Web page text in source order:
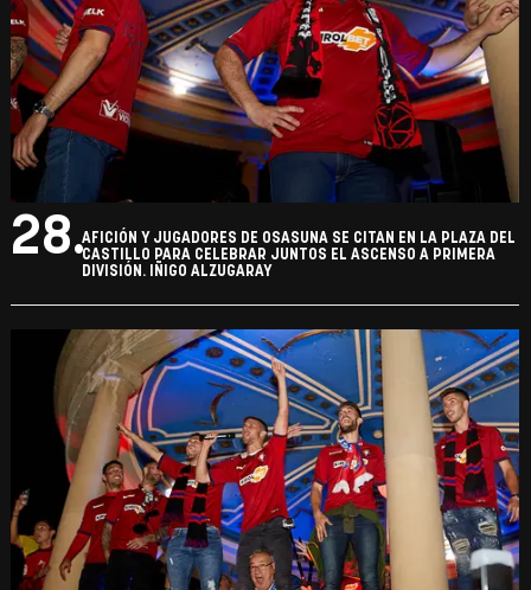
28.AFICIÓN Y JUGADORES DE OSASUNA SE CITAN EN LA PLAZA DEL
CASTILLO PARA CELEBRAR JUNTOS EL ASCENSO A PRIMERA
DIVISIÓN. IÑIGO ALZUGARAY